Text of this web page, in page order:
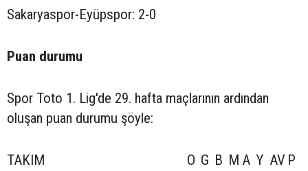
Sakaryaspor-Eyüpspor: 2-0
Puan durumu
Spor Toto 1. Lig'de 29. hafta maçlarının ardından
oluşan puan durumu şöyle:
TAKIM O G B M A Y AV P